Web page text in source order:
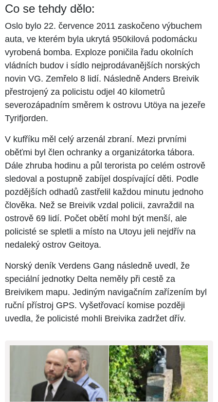
Co se tehdy dělo:
Oslo bylo 22. července 2011 zaskočeno výbuchem
auta, ve kterém byla ukrytá 950kilová podomácku
vyrobená bomba. Exploze poničila řadu okolních
vládních budov i sídlo nejprodávanějších norských
novin VG. Zemřelo 8 lidí. Následně Anders Breivik
přestrojený za policistu odjel 40 kilometrů
severozápadním směrem k ostrovu Utöya na jezeře
Tyrifjorden.
V kufříku měl celý arzenál zbraní. Mezi prvními
oběťmi byl člen ochranky a organizátorka tábora.
Dále zhruba hodinu a půl terorista po celém ostrově
sledoval a postupně zabíjel dospívající děti. Podle
pozdějších odhadů zastřelil každou minutu jednoho
člověka. Než se Breivik vzdal policii, zavraždil na
ostrově 69 lidí. Počet obětí mohl být menší, ale
policisté se spletli a místo na Utoyu jeli nejdřív na
nedaleký ostrov Geitoya.
Norský deník Verdens Gang následně uvedl, že
speciální jednotky Delta neměly při cestě za
Breivikem mapu. Jediným navigačním zařízením byl
ruční přístroj GPS. Vyšetřovací komise později
uvedla, že policisté mohli Breivika zadržet dřív.